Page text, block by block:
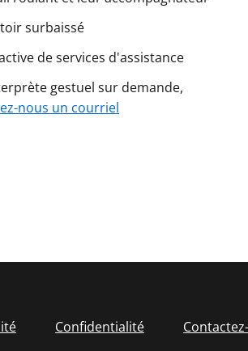
surbaissé
de services d'assistance
gestuel sur demande,
nous un courriel
Confidentialité